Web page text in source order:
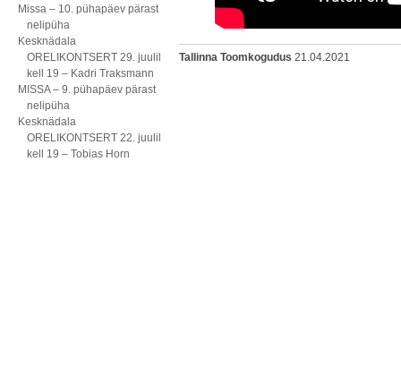
Missa – 10. pühapäev pärast
nelipüha
Kesknädala
ORELIKONTSERT 29. juulil
kell 19 – Kadri Traksmann
MISSA – 9. pühapäev pärast
nelipüha
Kesknädala
ORELIKONTSERT 22. juulil
kell 19 – Tobias Horn
Tallinna Toomkogudus 21.04.2021